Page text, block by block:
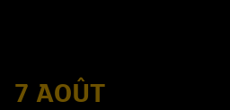
7 AOÛT